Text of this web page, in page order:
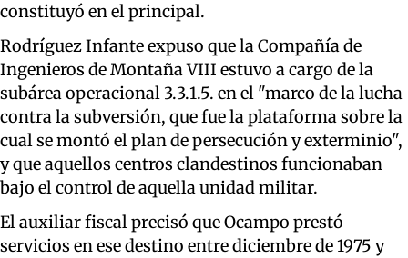
constituyó en el principal.
Rodríguez Infante expuso que la Compañía de
Ingenieros de Montaña VIII estuvo a cargo de la
subárea operacional 3.3.1.5. en el "marco de la lucha
contra la subversión, que fue la plataforma sobre la
cual se montó el plan de persecución y exterminio",
y que aquellos centros clandestinos funcionaban
bajo el control de aquella unidad militar.
El auxiliar fiscal precisó que Ocampo prestó
servicios en ese destino entre diciembre de 1975 y